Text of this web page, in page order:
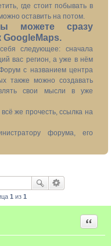
где стоит побывать в
оставить на потом.
можете сразу
GoogleMaps.
следующее: сначала
вас регион, а уже в нём
с названием центра
также можно создавать
свои мысли в уже
же прочесть, ссылка на
форума, его
1 из 1
Цитата